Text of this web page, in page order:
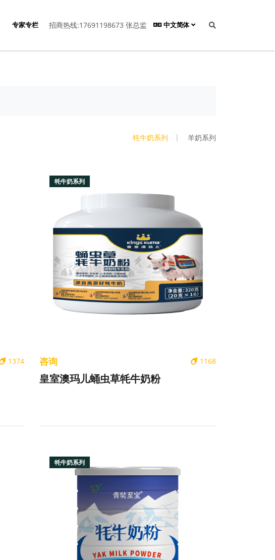
专家专栏 招商热线:17691198673 张总监 中文简体
牦牛奶系列 羊奶系列
1374
牦牛奶系列
1168
咨询
皇室澳玛儿蛹虫草牦牛奶粉
牦牛奶系列